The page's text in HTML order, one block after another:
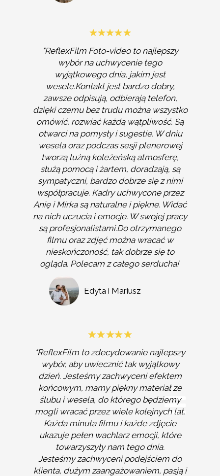
"ReflexFilm Foto-video to najlepszy
wybór na uchwycenie tego
wyjątkowego dnia, jakim jest
wesele.Kontakt jest bardzo dobry,
zawsze odpisują, odbierają telefon,
dzięki czemu bez trudu można wszystko
omówić, rozwiać każdą wątpliwość. Są
otwarci na pomysły i sugestie. W dniu
wesela oraz podczas sesji plenerowej
tworzą luźną koleżeńską atmosferę,
służą pomocą i żartem, doradzają, są
sympatyczni, bardzo dobrze się z nimi
współpracuje. Kadry uchwycone przez
Anię i Mirka są naturalne i piękne. Widać
na nich uczucia i emocje. W swojej pracy
są profesjonalistami.Do otrzymanego
filmu oraz zdjęć można wracać w
nieskończoność, tak dobrze się to
ogląda. Polecam z całego serducha!
Edyta i Mariusz
"ReflexFilm to zdecydowanie najlepszy
wybór, aby uwiecznić tak wyjątkowy
dzień. Jesteśmy zachwyceni efektem
końcowym, mamy piękny materiał ze
ślubu i wesela, do którego będziemy
mogli wracać przez wiele kolejnych lat.
Każda minuta filmu i każde zdjęcie
ukazuje pełen wachlarz emocji, które
towarzyszyły nam tego dnia.
Jesteśmy zachwyceni podejściem do
klienta, dużym zaangażowaniem, pasją i